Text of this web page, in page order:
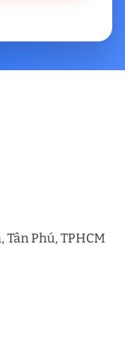
Tân Phú, TPHCM